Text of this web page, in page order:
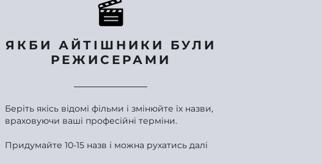
ЯКБИ АЙТІШНИКИ БУЛИ
РЕЖИСЕРАМИ
Беріть якісь відомі фільми і змінюйте їх назви,
враховуючи ваші професійні терміни.
Придумайте 10-15 назв і можна рухатись далі